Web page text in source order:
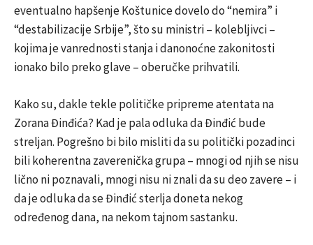
eventualno hapšenje Koštunice dovelo do “nemira” i
“destabilizacije Srbije”, što su ministri – kolebljivci –
kojima je vanrednosti stanja i danonoćne zakonitosti
ionako bilo preko glave – oberučke prihvatili.
Kako su, dakle tekle političke pripreme atentata na
Zorana Đinđića? Kad je pala odluka da Đinđić bude
streljan. Pogrešno bi bilo misliti da su politički pozadinci
bili koherentna zaverenička grupa – mnogi od njih se nisu
lično ni poznavali, mnogi nisu ni znali da su deo zavere – i
da je odluka da se Đinđić sterlja doneta nekog
određenog dana, na nekom tajnom sastanku.